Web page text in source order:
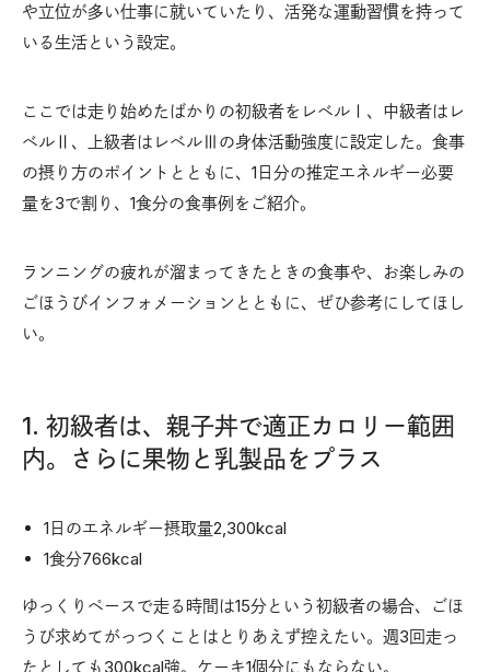
や立位が多い仕事に就いていたり、活発な運動習慣を持って
いる生活という設定。
ここでは走り始めたばかりの初級者をレベルⅠ、中級者はレ
ベルⅡ、上級者はレベルⅢの身体活動強度に設定した。食事
の摂り方のポイントとともに、1日分の推定エネルギー必要
量を3で割り、1食分の食事例をご紹介。
ランニングの疲れが溜まってきたときの食事や、お楽しみの
ごほうびインフォメーションとともに、ぜひ参考にしてほし
い。
1. 初級者は、親子丼で適正カロリー範囲
内。さらに果物と乳製品をプラス
1日のエネルギー摂取量2,300kcal
1食分766kcal
ゆっくりペースで走る時間は15分という初級者の場合、ごほ
うび求めてがっつくことはとりあえず控えたい。週3回走っ
たとしても300kcal強。ケーキ1個分にもならない。